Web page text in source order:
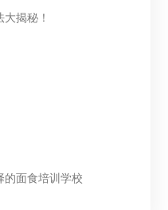
揭秘！
的面食培训学校